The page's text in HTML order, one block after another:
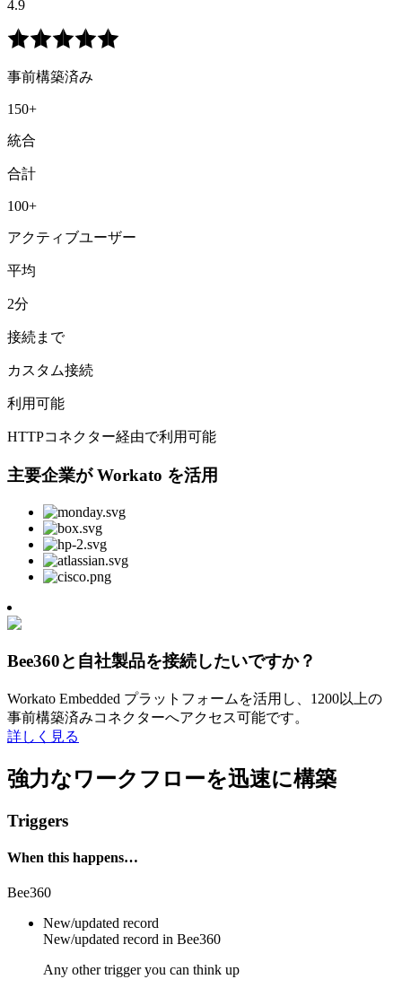
4.9
事前構築済み
150+
統合
合計
100+
アクティブユーザー
平均
2分
接続まで
カスタム接続
利用可能
HTTPコネクター経由で利用可能
主要企業が Workato を活用
Bee360と自社製品を接続したいですか？
Workato Embedded プラットフォームを活用し、1200以上の
事前構築済みコネクターへアクセス可能です。
詳しく見る
強力なワークフローを迅速に構築
Triggers
When this happens…
Bee360
New/updated record
New/updated record in Bee360
Any other trigger you can think up